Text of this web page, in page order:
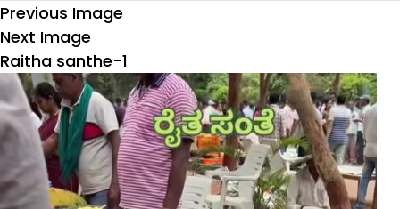
Previous Image
Next Image
Raitha santhe-1